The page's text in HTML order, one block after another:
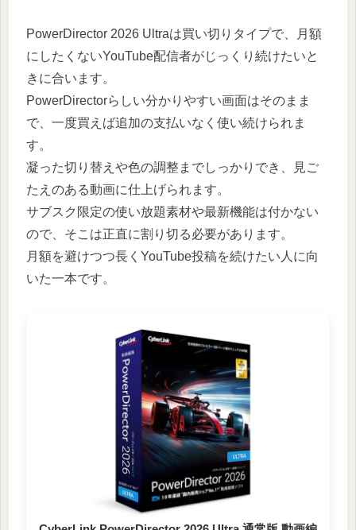
PowerDirector 2026 Ultraは買い切りタイプで、月額
にしたくないYouTube配信者がじっくり続けたいと
きに合います。
PowerDirectorらしい分かりやすい画面はそのまま
で、一度買えば追加の支払いなく使い続けられま
す。
凝った切り替えや色の調整までしっかりでき、見ご
たえのある動画に仕上げられます。
サブスク限定の使い放題素材や最新機能は付かない
ので、そこは正直に割り切る必要があります。
月額を避けつつ長くYouTube投稿を続けたい人に向
いた一本です。